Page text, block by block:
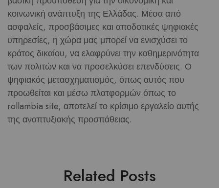
κοινωνική ανάπτυξη της Ελλάδας. Μέσα από
ασφαλείς, προσβάσιμες και αποδοτικές ψηφιακές
υπηρεσίες, η χώρα μας μπορεί να ενισχύσει το
κράτος δικαίου, να ελαφρύνει την καθημερινότητα
των πολιτών και να προσελκύσει επενδύσεις. Ο
ψηφιακός μετασχηματισμός, όπως αυτός που
προωθείται και μέσω πλατφορμών όπως το
rollambia site, αποτελεί το κρίσιμο εργαλείο αυτής
της αναπτυξιακής προσπάθειας.
Related Posts